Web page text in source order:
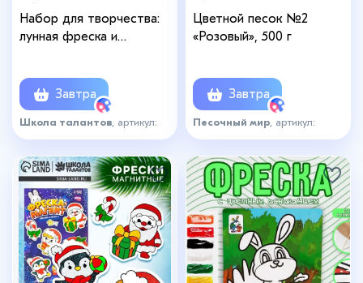
Набор для творчества:
лунная фреска и
Завтра
Школа талантов , артикул:
7380140
Цветной песок №2
«Розовый», 500 г
Завтра
Песочный мир , артикул:
3562419